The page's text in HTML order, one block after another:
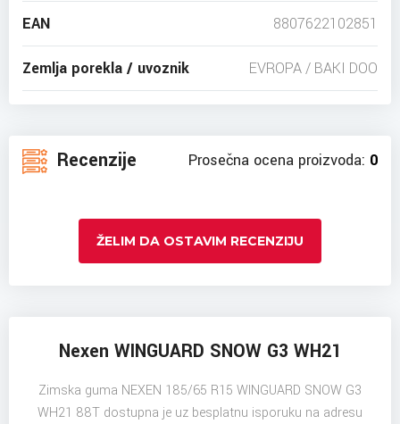
EAN 8807622102851
Zemlja porekla / uvoznik EVROPA / BAKI DOO
Recenzije Prosečna ocena proizvoda: 0
ŽELIM DA OSTAVIM RECENZIJU
Nexen WINGUARD SNOW G3 WH21
Zimska guma NEXEN 185/65 R15 WINGUARD SNOW G3
WH21 88T dostupna je uz besplatnu isporuku na adresu